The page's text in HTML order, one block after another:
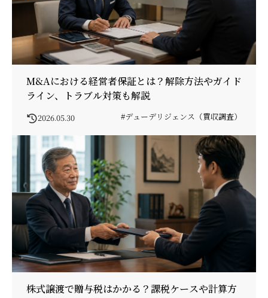
M&Aにおける経営者保証とは？解除方法やガイド
ライン、トラブル対策も解説
2026.05.30 #デューデリジェンス（買収調査）
株式譲渡で贈与税はかかる？課税ケースや計算方